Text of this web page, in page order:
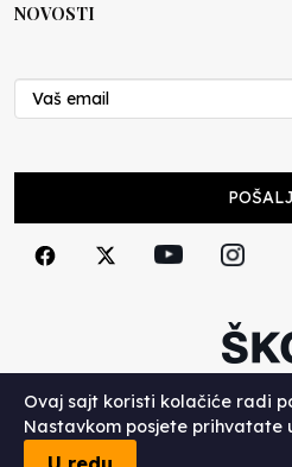
NOVOSTI
Ovaj sajt koristi kolačiće radi
Nastavkom posjete prihvatate